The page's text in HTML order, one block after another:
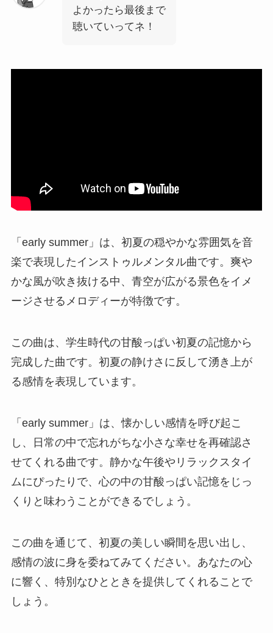
よかったら最後まで
聴いていってネ！
「early summer」は、初夏の穏やかな雰囲気を音
楽で表現したインストゥルメンタル曲です。爽や
かな風が吹き抜ける中、青空が広がる景色をイメ
ージさせるメロディーが特徴です。
この曲は、学生時代の甘酸っぱい初夏の記憶から
完成した曲です。初夏の静けさに反して湧き上が
る感情を表現しています。
「early summer」は、懐かしい感情を呼び起こ
し、日常の中で忘れがちな小さな幸せを再確認さ
せてくれる曲です。静かな午後やリラックスタイ
ムにぴったりで、心の中の甘酸っぱい記憶をじっ
くりと味わうことができるでしょう。
この曲を通じて、初夏の美しい瞬間を思い出し、
感情の波に身を委ねてみてください。あなたの心
に響く、特別なひとときを提供してくれることで
しょう。